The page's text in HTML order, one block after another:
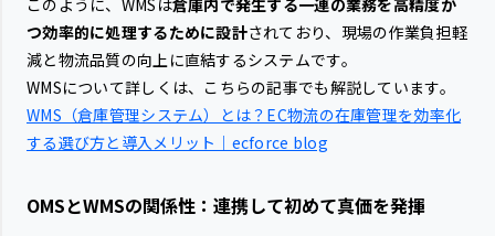
つ効率的に処理するために設計されており、現場の作業負担軽
減と物流品質の向上に直結するシステムです。
WMSについて詳しくは、こちらの記事でも解説しています。
WMS（倉庫管理システム）とは？EC物流の在庫管理を効率化
する選び方と導入メリット｜ecforce blog
OMSとWMSの関係性：連携して初めて真価を発揮